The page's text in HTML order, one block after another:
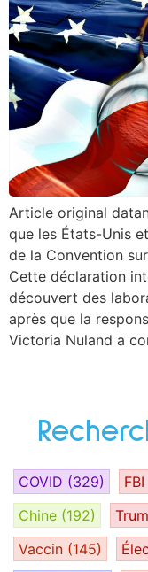
Article original
que les États-Unis
de la Convention
Cette déclaration
découvert des
après que la
Victoria Nuland a
COVID (329) FBI
Chine (192)
Vaccin (145)